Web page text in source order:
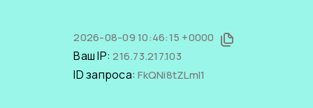
2026-08-09 10:46:15 +0000
Ваш IP:216.73.217.103
ID запроса:FkQNi8tZLmI1